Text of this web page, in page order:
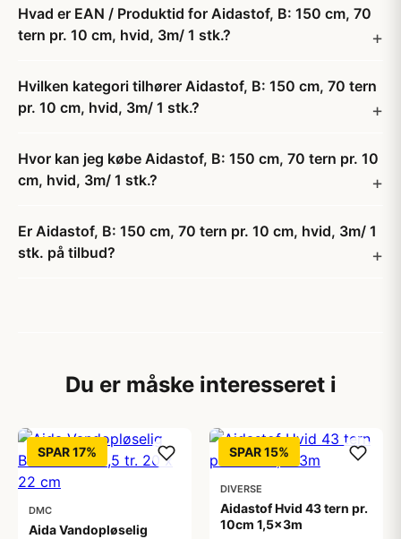
Hvad er EAN / Produktid for Aidastof, B: 150 cm, 70
tern pr. 10 cm, hvid, 3m/ 1 stk.?
Hvilken kategori tilhører Aidastof, B: 150 cm, 70 tern
pr. 10 cm, hvid, 3m/ 1 stk.?
Hvor kan jeg købe Aidastof, B: 150 cm, 70 tern pr. 10
cm, hvid, 3m/ 1 stk.?
Er Aidastof, B: 150 cm, 70 tern pr. 10 cm, hvid, 3m/ 1
stk. på tilbud?
Du er måske interesseret i
SPAR 17%
DMC
Aida Vandopløselig
SPAR 15%
DIVERSE
Aidastof Hvid 43 tern pr.
10cm 1,5x3m